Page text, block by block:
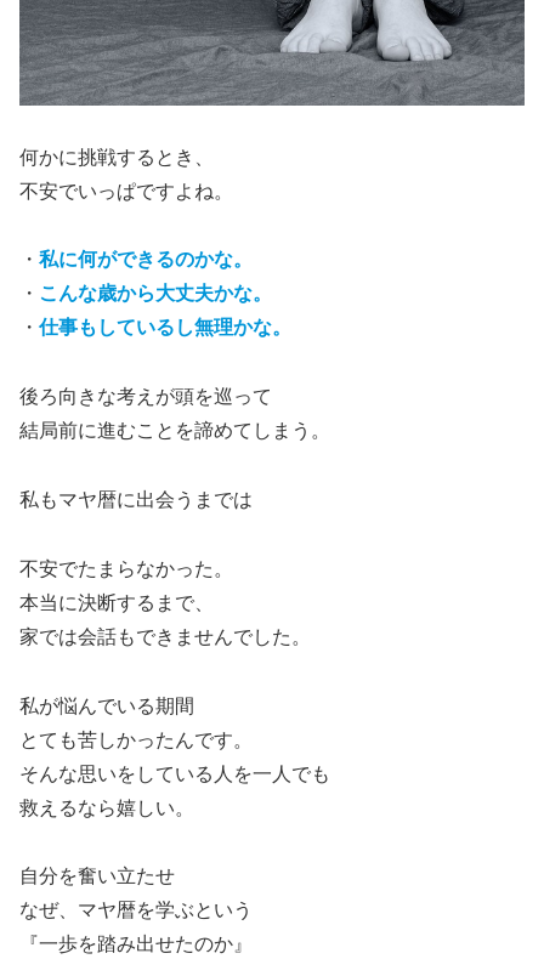
何かに挑戦するとき、
不安でいっぱですよね。
・ 私に何ができるのかな。
・ こんな歳から大丈夫かな。
・ 仕事もしているし無理かな。
後ろ向きな考えが頭を巡って
結局前に進むことを諦めてしまう。
私もマヤ暦に出会うまでは
不安でたまらなかった。
本当に決断するまで、
家では会話もできませんでした。
私が悩んでいる期間
とても苦しかったんです。
そんな思いをしている人を一人でも
救えるなら嬉しい。
自分を奮い立たせ
なぜ、マヤ暦を学ぶという
『一歩を踏み出せたのか』